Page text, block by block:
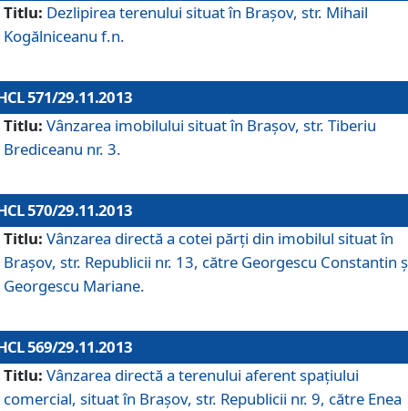
Titlu: Dezlipirea terenului situat în Braşov, str. Mihail
Kogălniceanu f.n.
571/29.11.2013
Titlu: Vânzarea imobilului situat în Braşov, str. Tiberiu
Brediceanu nr. 3.
570/29.11.2013
Titlu: Vânzarea directă a cotei părţi din imobilul situat în
Braşov, str. Republicii nr. 13, către Georgescu Constantin
Georgescu Mariane.
569/29.11.2013
Titlu: Vânzarea directă a terenului aferent spaţiului
comercial, situat în Braşov, str. Republicii nr. 9, către Enea